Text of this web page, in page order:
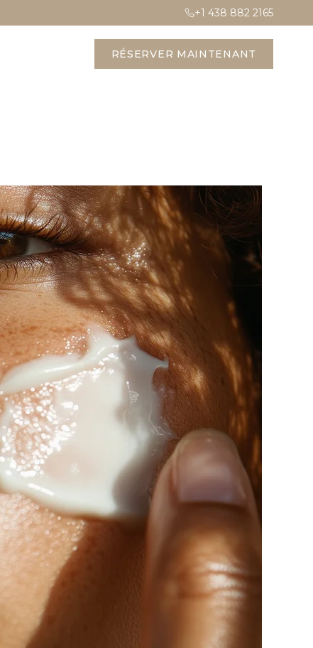
+1 438 882 2165
RÉSERVER MAINTENANT